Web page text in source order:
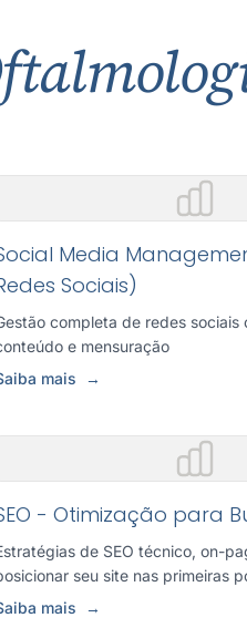
Media
Sociais)
completa de redes sociais
e mensuração
mais
→
- Otimização para
de SEO técnico, on-
seu site nas primeiras
tráfeg...
mais →